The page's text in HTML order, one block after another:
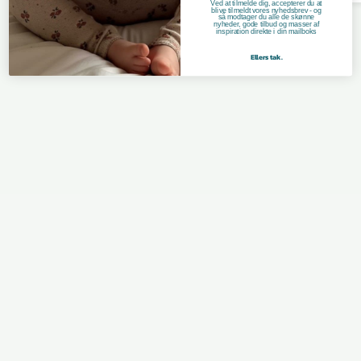
Ved at tilmelde dig, accepterer du at
blive tilmeldt vores nyhedsbrev - og
så modtager du alle de skønne
nyheder, gode tilbud og masser af
inspiration direkte i din mailboks
Ellers tak.